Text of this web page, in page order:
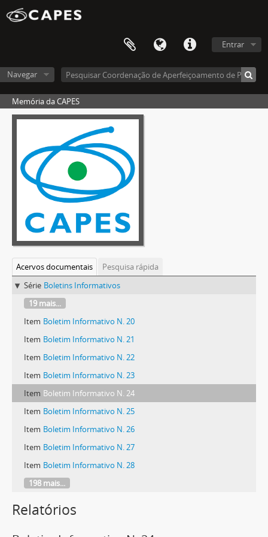
Entrar
Navegar
Memória da CAPES
Acervos documentais
Pesquisa rápida
Série Boletins Informativos
19 mais...
Item Boletim Informativo N. 20
Item Boletim Informativo N. 21
Item Boletim Informativo N. 22
Item Boletim Informativo N. 23
Item Boletim Informativo N. 24
Item Boletim Informativo N. 25
Item Boletim Informativo N. 26
Item Boletim Informativo N. 27
Item Boletim Informativo N. 28
198 mais...
Relatórios